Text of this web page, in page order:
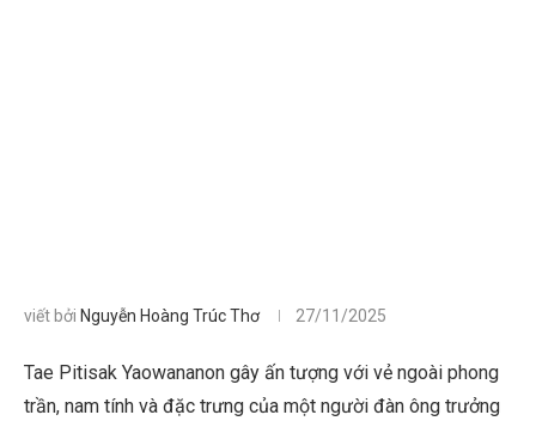
viết bởi Nguyễn Hoàng Trúc Thơ 27/11/2025
Tae Pitisak Yaowananon gây ấn tượng với vẻ ngoài phong
trần, nam tính và đặc trưng của một người đàn ông trưởng